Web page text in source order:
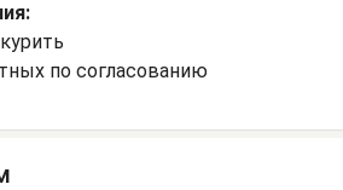
по согласованию